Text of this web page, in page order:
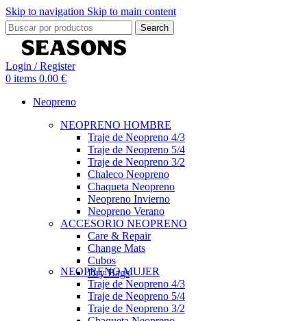
Skip to navigation Skip to main content
Search
Login / Register
0 items 0.00 €
Neopreno
NEOPRENO HOMBRE
Traje de Neopreno 4/3
Traje de Neopreno 5/4
Traje de Neopreno 3/2
Chaleco Neopreno
Chaqueta Neopreno
Neopreno Invierno
Neopreno Verano
ACCESORIO NEOPRENO
Care & Repair
Change Mats
Cubos
Dry Bags
NEOPRENO MUJER
Traje de Neopreno 4/3
Traje de Neopreno 5/4
Traje de Neopreno 3/2